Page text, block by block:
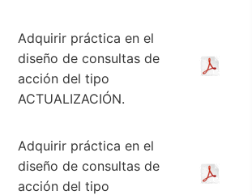
Adquirir práctica en el
diseño de consultas de
acción del tipo
ACTUALIZACIÓN.
Adquirir práctica en el
diseño de consultas de
acción del tipo